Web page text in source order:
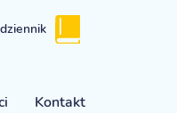
Kontakt